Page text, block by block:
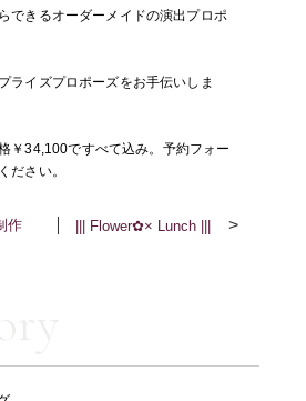
できるオーダーメイドの演出プロポ
ライズプロポーズをお手伝いしま
￥34,100ですべて込み。予約フォー
ださい。
作 ||| Flower✿× Lunch ||| >